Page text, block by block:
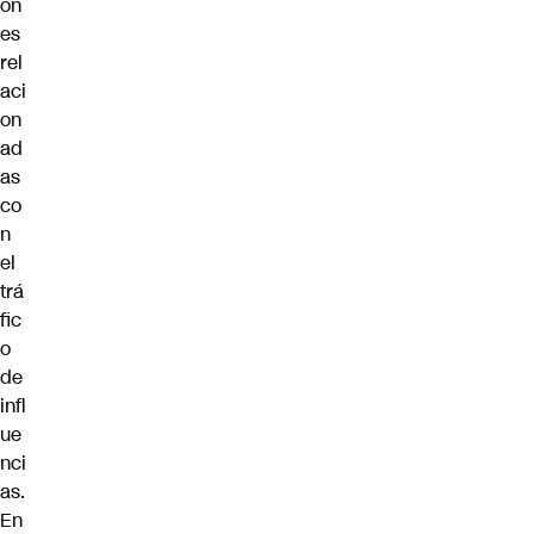
es
rel
aci
on
ad
as
co
n
el
trá
fic
o
de
infl
ue
nci
as.
En